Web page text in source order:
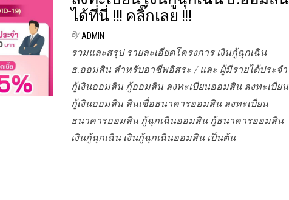
ได้ที่นี่ !!! คลิ๊กเลย !!!
By ADMIN
รวมและสรุป รายละเอียดโครงการ เงินกู้ฉุกเฉิน
ธ.ออมสิน สำหรับอาชีพอิสระ / และ ผู้มีรายได้ประจำ
กู้เงินออมสิน กู้ออมสิน ลงทะเบียนออมสิน ลงทะเบียน
กู้เงินออมสิน สินเชื่อธนาคารออมสิน ลงทะเบียน
ธนาคารออมสิน กู้ฉุกเฉินออมสิน กู้ธนาคารออมสิน
เงินกู้ฉุกเฉิน เงินกู้ฉุกเฉินออมสิน เป็นต้น